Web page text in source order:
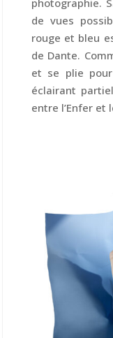
photographie.
de vues
rouge et bleu
de Dante.
et se plie
éclairant
entre l’Enfer et